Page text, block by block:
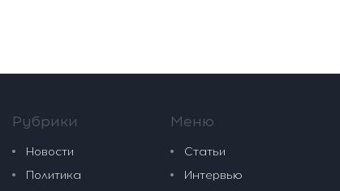
Рубрики
Новости
Политика
Меню
Статьи
Интервью